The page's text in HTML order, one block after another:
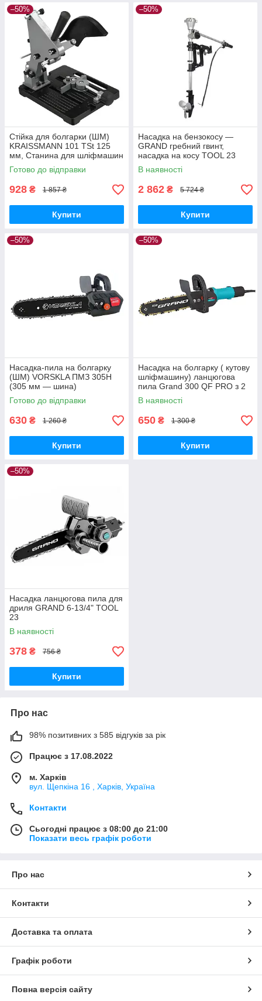
–50%
Стійка для болгарки (ШМ)
KRAISSMANN 101 TSt 125
мм, Станина для шліфмашин
Готово до відправки
928 ₴ 1 857 ₴
Купити
–50%
Насадка на бензокосу —
GRAND гребний гвинт,
насадка на косу TOOL 23
В наявності
2 862 ₴ 5 724 ₴
Купити
–50%
Насадка-пила на болгарку
(ШМ) VORSKLA ПМЗ 305Н
(305 мм — шина)
Готово до відправки
630 ₴ 1 260 ₴
Купити
–50%
Насадка на болгарку ( кутову
шліфмашину) ланцюгова
пила Grand 300 QF PRO з 2
ланцюгами
В наявності
650 ₴ 1 300 ₴
Купити
–50%
Насадка ланцюгова пила для
дриля GRAND 6-13/4" TOOL
23
В наявності
378 ₴ 756 ₴
Купити
Про нас
98% позитивних з 585 відгуків за рік
Працює з 17.08.2022
м. Харків
вул. Щепкіна 16 , Харків, Україна
Контакти
Сьогодні працює з 08:00 до 21:00
Показати весь графік роботи
Про нас
Контакти
Доставка та оплата
Графік роботи
Повна версія сайту